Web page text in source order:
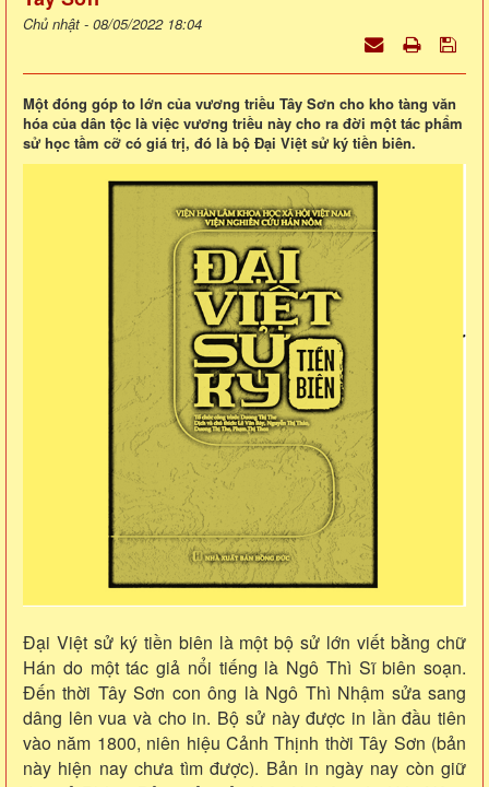
Chủ nhật - 08/05/2022 18:04
Một đóng góp to lớn của vương triều Tây Sơn cho kho tàng văn
hóa của dân tộc là việc vương triều này cho ra đời một tác phẩm
sử học tầm cỡ có giá trị, đó là bộ Đại Việt sử ký tiền biên.
Đại Việt sử ký tiền biên là một bộ sử lớn viết bằng chữ
Hán do một tác giả nổi tiếng là Ngô Thì Sĩ biên soạn.
Đến thời Tây Sơn con ông là Ngô Thì Nhậm sửa sang
dâng lên vua và cho in. Bộ sử này được in lần đầu tiên
vào năm 1800, niên hiệu Cảnh Thịnh thời Tây Sơn (bản
này hiện nay chưa tìm được). Bản in ngày nay còn giữ